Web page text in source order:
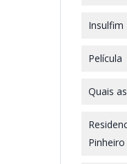
Insulfim
Película
Quais
Pinheiro